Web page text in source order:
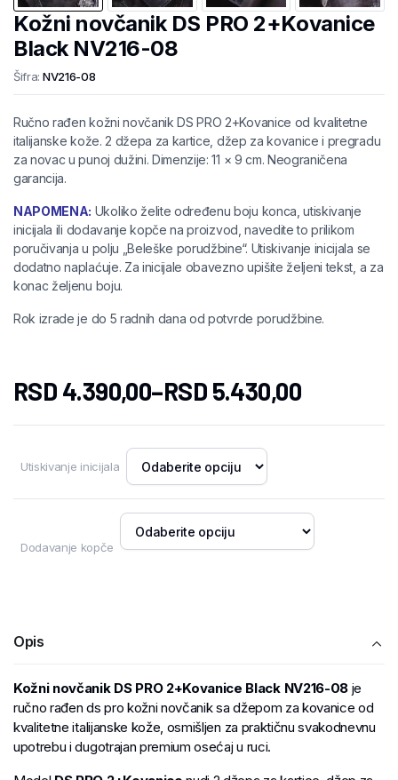
Kožni novčanik DS PRO 2+Kovanice
Black NV216-08
Šifra: NV216-08
Ručno rađen kožni novčanik DS PRO 2+Kovanice od kvalitetne
italijanske kože. 2 džepa za kartice, džep za kovanice i pregradu
za novac u punoj dužini. Dimenzije: 11 × 9 cm. Neograničena
garancija.
NAPOMENA: Ukoliko želite određenu boju konca, utiskivanje
inicijala ili dodavanje kopče na proizvod, navedite to prilikom
poručivanja u polju „Beleške porudžbine“. Utiskivanje inicijala se
dodatno naplaćuje. Za inicijale obavezno upišite željeni tekst, a za
konac željenu boju.
Rok izrade je do 5 radnih dana od potvrde porudžbine.
RSD 4.390,00–RSD 5.430,00
Utiskivanje inicijala
Dodavanje kopče
Opis
Kožni novčanik DS PRO 2+Kovanice Black NV216-08je
ručno rađen ds pro kožni novčanik sa džepom za kovanice od
kvalitetne italijanske kože, osmišljen za praktičnu svakodnevnu
upotrebu i dugotrajan premium osećaj u ruci.